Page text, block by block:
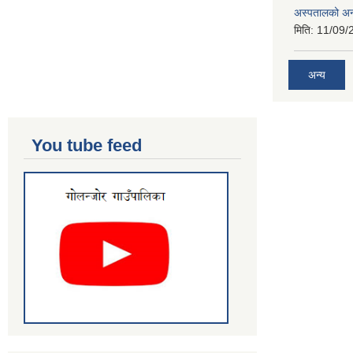
अस्पतालको
मिति: 11/09/
अन्य
You tube feed